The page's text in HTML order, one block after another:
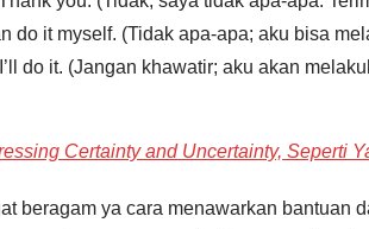
do it myself. (Tidak apa-apa; aku bisa
do it. (Jangan khawatir; aku akan
Certainty and Uncertainty, Seperti
beragam ya cara menawarkan bantuan